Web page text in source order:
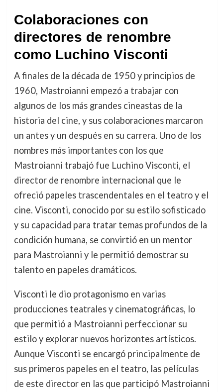
Colaboraciones con
directores de renombre
como Luchino Visconti
A finales de la década de 1950 y principios de
1960, Mastroianni empezó a trabajar con
algunos de los más grandes cineastas de la
historia del cine, y sus colaboraciones marcaron
un antes y un después en su carrera. Uno de los
nombres más importantes con los que
Mastroianni trabajó fue Luchino Visconti, el
director de renombre internacional que le
ofreció papeles trascendentales en el teatro y el
cine. Visconti, conocido por su estilo sofisticado
y su capacidad para tratar temas profundos de la
condición humana, se convirtió en un mentor
para Mastroianni y le permitió demostrar su
talento en papeles dramáticos.
Visconti le dio protagonismo en varias
producciones teatrales y cinematográficas, lo
que permitió a Mastroianni perfeccionar su
estilo y explorar nuevos horizontes artísticos.
Aunque Visconti se encargó principalmente de
sus primeros papeles en el teatro, las películas
de este director en las que participó Mastroianni